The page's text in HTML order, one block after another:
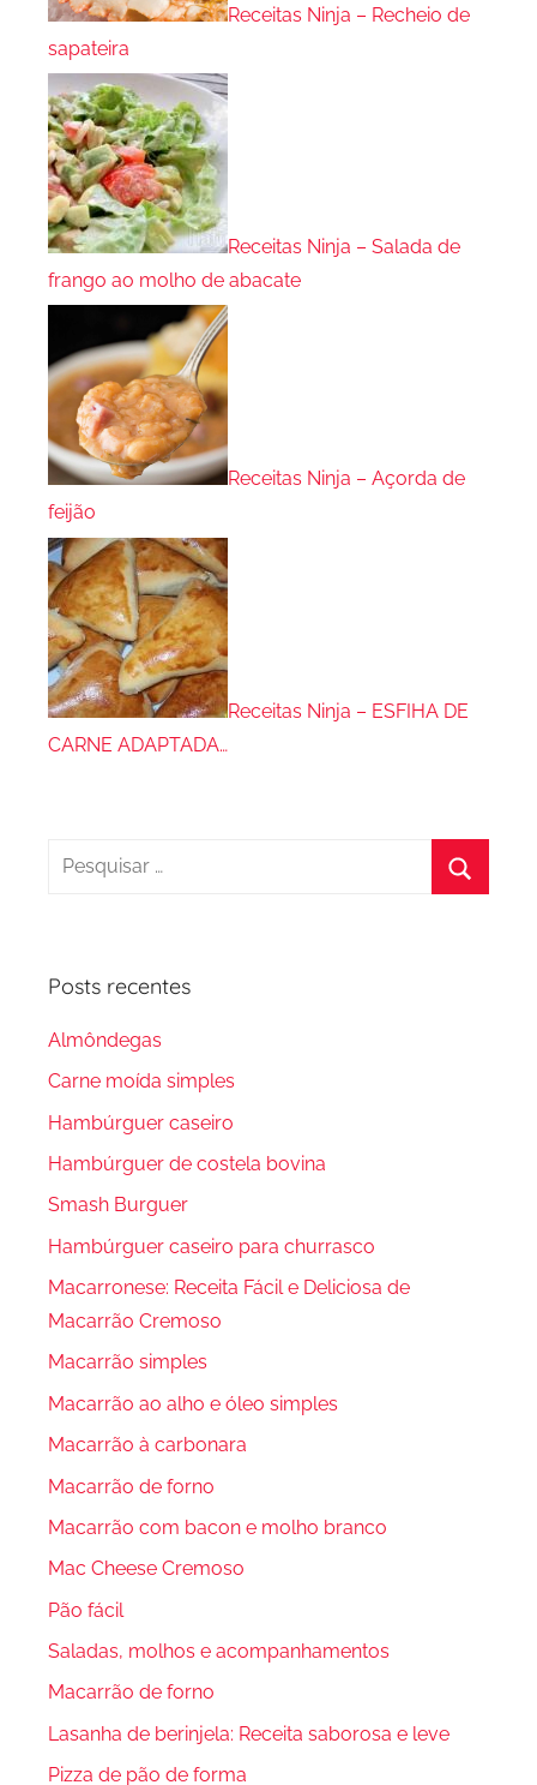
Receitas Ninja – Recheio de
sapateira
Receitas Ninja – Salada de
frango ao molho de abacate
Receitas Ninja – Açorda de
feijão
Receitas Ninja – ESFIHA DE
CARNE ADAPTADA…
Pesquisar
Posts recentes
Almôndegas
Carne moída simples
Hambúrguer caseiro
Hambúrguer de costela bovina
Smash Burguer
Hambúrguer caseiro para churrasco
Macarronese: Receita Fácil e Deliciosa de
Macarrão Cremoso
Macarrão simples
Macarrão ao alho e óleo simples
Macarrão à carbonara
Macarrão de forno
Macarrão com bacon e molho branco
Mac Cheese Cremoso
Pão fácil
Saladas, molhos e acompanhamentos
Macarrão de forno
Lasanha de berinjela: Receita saborosa e leve
Pizza de pão de forma